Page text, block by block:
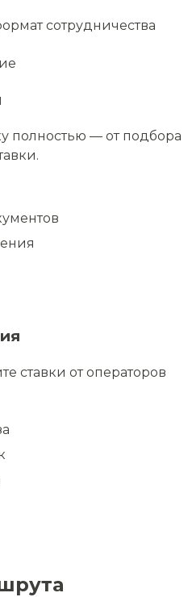
сотрудничества
полностью — от подбора
ставки от операторов